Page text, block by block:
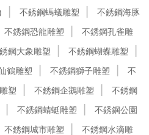
不銹鋼螞蟻雕塑
不銹鋼海豚
不銹鋼恐龍雕塑
不銹鋼孔雀雕
鋼大象雕塑
不銹鋼蝴蝶雕塑
鶴雕塑 不銹鋼獅子雕塑
不
塑 不銹鋼企鵝雕塑
不銹鋼
不銹鋼蜻蜓雕塑
不銹鋼公園
不銹鋼城市雕塑
不銹鋼水滴雕